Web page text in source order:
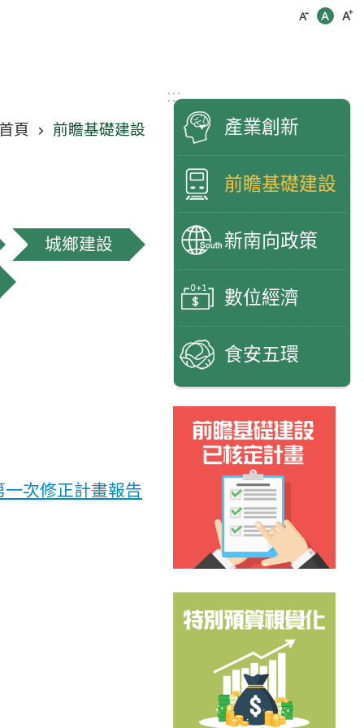
:::
產業創新
前瞻基礎建設
新南向政策
數位經濟
食安五環
頁 前瞻基礎建設
城鄉建設
次修正計畫報告